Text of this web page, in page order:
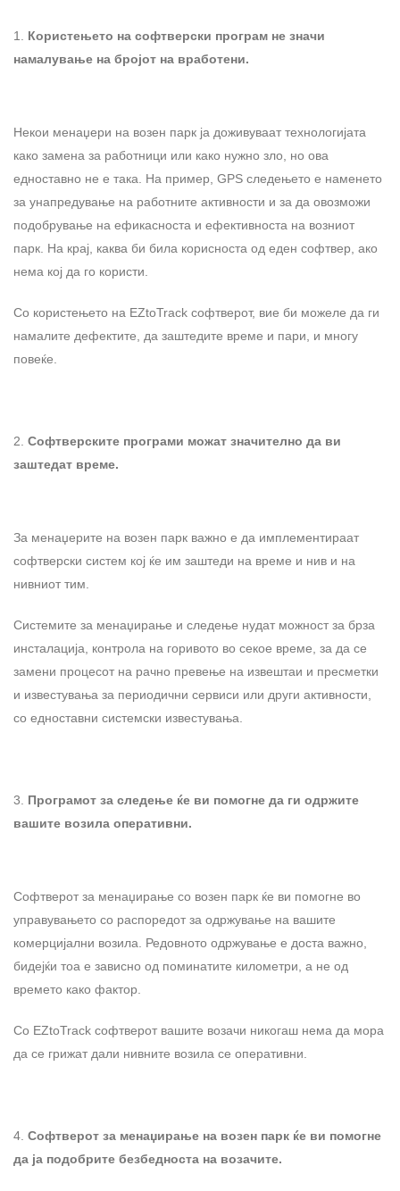
Користењето на софтверски програм не значи
намалување на бројот на вработени.
Некои менаџери на возен парк ја доживуваат технологијата
како замена за работници или како нужно зло, но ова
едноставно не е така. На пример, GPS следењето е наменето
за унапредување на работните активности и за да овозможи
подобрување на ефикасноста и ефективноста на возниот
парк. На крај, каква би била корисноста од еден софтвер, ако
нема кој да го користи.
Со користењето на EZtoTrack софтверот, вие би можеле да ги
намалите дефектите, да заштедите време и пари, и многу
повеќе.
Софтверските програми можат значително да ви
заштедат време.
За менаџерите на возен парк важно е да имплементираат
софтверски систем кој ќе им заштеди на време и нив и на
нивниот тим.
Системите за менаџирање и следење нудат можност за брза
инсталација, контрола на горивото во секое време, за да се
замени процесот на рачно превење на извештаи и пресметки
и известувања за периодични сервиси или други активности,
со едноставни системски известувања.
Програмот за следење ќе ви помогне да ги одржите
вашите возила оперативни.
Софтверот за менаџирање со возен парк ќе ви помогне во
управувањето со распоредот за одржување на вашите
комерцијални возила. Редовното одржување е доста важно,
бидејќи тоа е зависно од поминатите километри, а не од
времето како фактор.
Со EZtoTrack софтверот вашите возачи никогаш нема да мора
да се грижат дали нивните возила се оперативни.
Софтверот за менаџирање на возен парк ќе ви помогне
да ја подобрите безбедноста на возачите.